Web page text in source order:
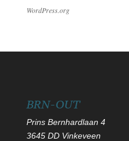
WordPress.org
BRN-OUT
Prins Bernhardlaan 4
3645 DD Vinkeveen